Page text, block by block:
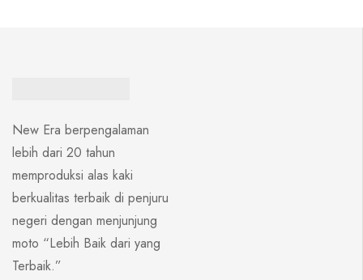
New Era berpengalaman
lebih dari 20 tahun
memproduksi alas kaki
berkualitas terbaik di penjuru
negeri dengan menjunjung
moto “Lebih Baik dari yang
Terbaik.”